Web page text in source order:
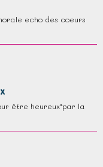
echo des coeurs
être heureux"par la